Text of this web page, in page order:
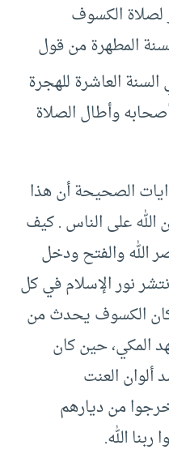
لصلاة الكسوف
المطهرة من قول
العاشرة للهجرة
وأطال الصلاة
الصحيحة أن هذا
على الناس . كيف
الله والفتح ودخل
نور الإسلام في كل
كان الكسوف يحدث من
المكي، حين كان
العنت
من ديارهم
الله.